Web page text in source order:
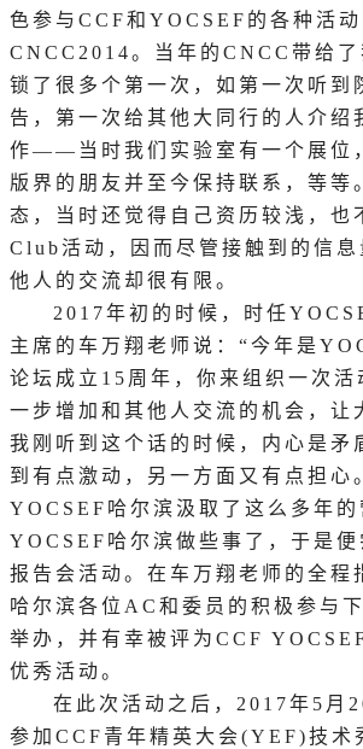
色参与CCF和YOCSEF的各种活动
CNCC2014。当年的CNCC带给了
锁了很多个第一次，如第一次听到
告，第一次给其他大同行的人介绍
作——当时我们实验室有一个展位
版界的朋友并至今保持联系，等等
态，当时还觉得自己资历较浅，也
Club活动，因而尽管接触到的信息
他人的交流却很有限。
2017年初的时候，时任
主席的车万翔老师说：“今年是
论坛成立15周年，你来组织一次活
一步增加和其他人交流的机会，让
我刚听到这个话的时候，内心是矛
到有点激动，另一方面又有点担心
YOCSEF哈尔滨汲取了这么多年的
YOCSEF哈尔滨做些事了，于是便
报告会活动。在车万翔老师的全程
哈尔滨各位AC和委员的积极参与
举办，并有幸被评为CCF
优秀活动。
在此次活动之后， 2017年5月
参加CCF青年精英大会(YEF)技术